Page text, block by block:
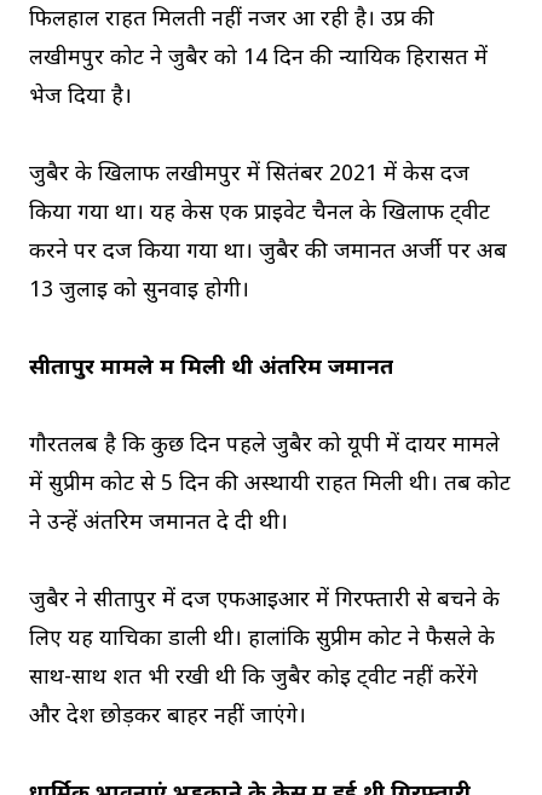
फिलहाल राहत मिलती नहीं नजर आ रही है। उप्र की
लखीमपुर कोर्ट ने जुबैर को 14 दिन की न्यायिक हिरासत में
भेज दिया है।
जुबैर के खिलाफ लखीमपुर में सितंबर 2021 में केस दर्ज
किया गया था। यह केस एक प्राइवेट चैनल के खिलाफ ट्वीट
करने पर दर्ज किया गया था। जुबैर की जमानत अर्जी पर अब
13 जुलाई को सुनवाई होगी।
सीतापुर मामले में मिली थी अंतरिम जमानत
गौरतलब है कि कुछ दिन पहले जुबैर को यूपी में दायर मामले
में सुप्रीम कोर्ट से 5 दिन की अस्थायी राहत मिली थी। तब कोर्ट
ने उन्हें अंतरिम जमानत दे दी थी।
जुबैर ने सीतापुर में दर्ज एफआईआर में गिरफ्तारी से बचने के
लिए यह याचिका डाली थी। हालांकि सुप्रीम कोर्ट ने फैसले के
साथ-साथ शर्त भी रखी थी कि जुबैर कोई ट्वीट नहीं करेंगे
और देश छोड़कर बाहर नहीं जाएंगे।